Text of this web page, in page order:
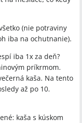
(nie potraviny
iba na ochutnanie).
iba 1x za deň?
príkrmom.
kaša. Na tento
až po 10.
kaša s kúskom